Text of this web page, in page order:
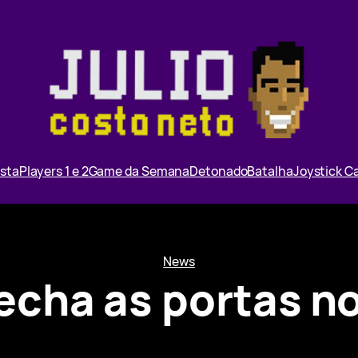
Players 1 e 2Game da SemanaDetonadoBatalhaJoystick
News
as portas